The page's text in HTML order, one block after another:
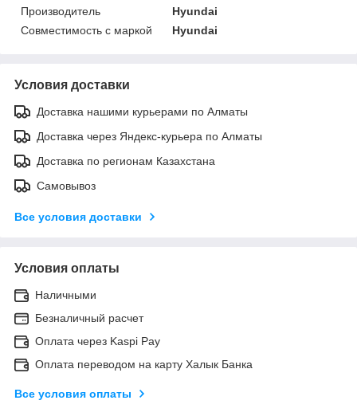
Производитель
Hyundai
Совместимость с маркой
Hyundai
Условия доставки
Доставка нашими курьерами по Алматы
Доставка через Яндекс-курьера по Алматы
Доставка по регионам Казахстана
Самовывоз
Все условия доставки
Условия оплаты
Наличными
Безналичный расчет
Оплата через Kaspi Pay
Оплата переводом на карту Халык Банка
Все условия оплаты